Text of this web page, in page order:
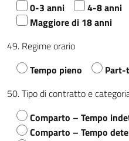
0-3 anni
4-8 anni
Maggiore di 18 anni
49. Regime orario
Tempo pieno
Part-
50. Tipo di contratto e
Comparto – Tempo
Comparto – Tempo